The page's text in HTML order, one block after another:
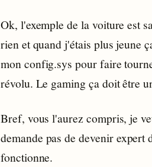
Ok, l'exemple de la voiture est
rien et quand j'étais plus jeune
mon config.sys pour faire
révolu. Le gaming ça doit être
Bref, vous l'aurez compris, je
demande pas de devenir
fonctionne.